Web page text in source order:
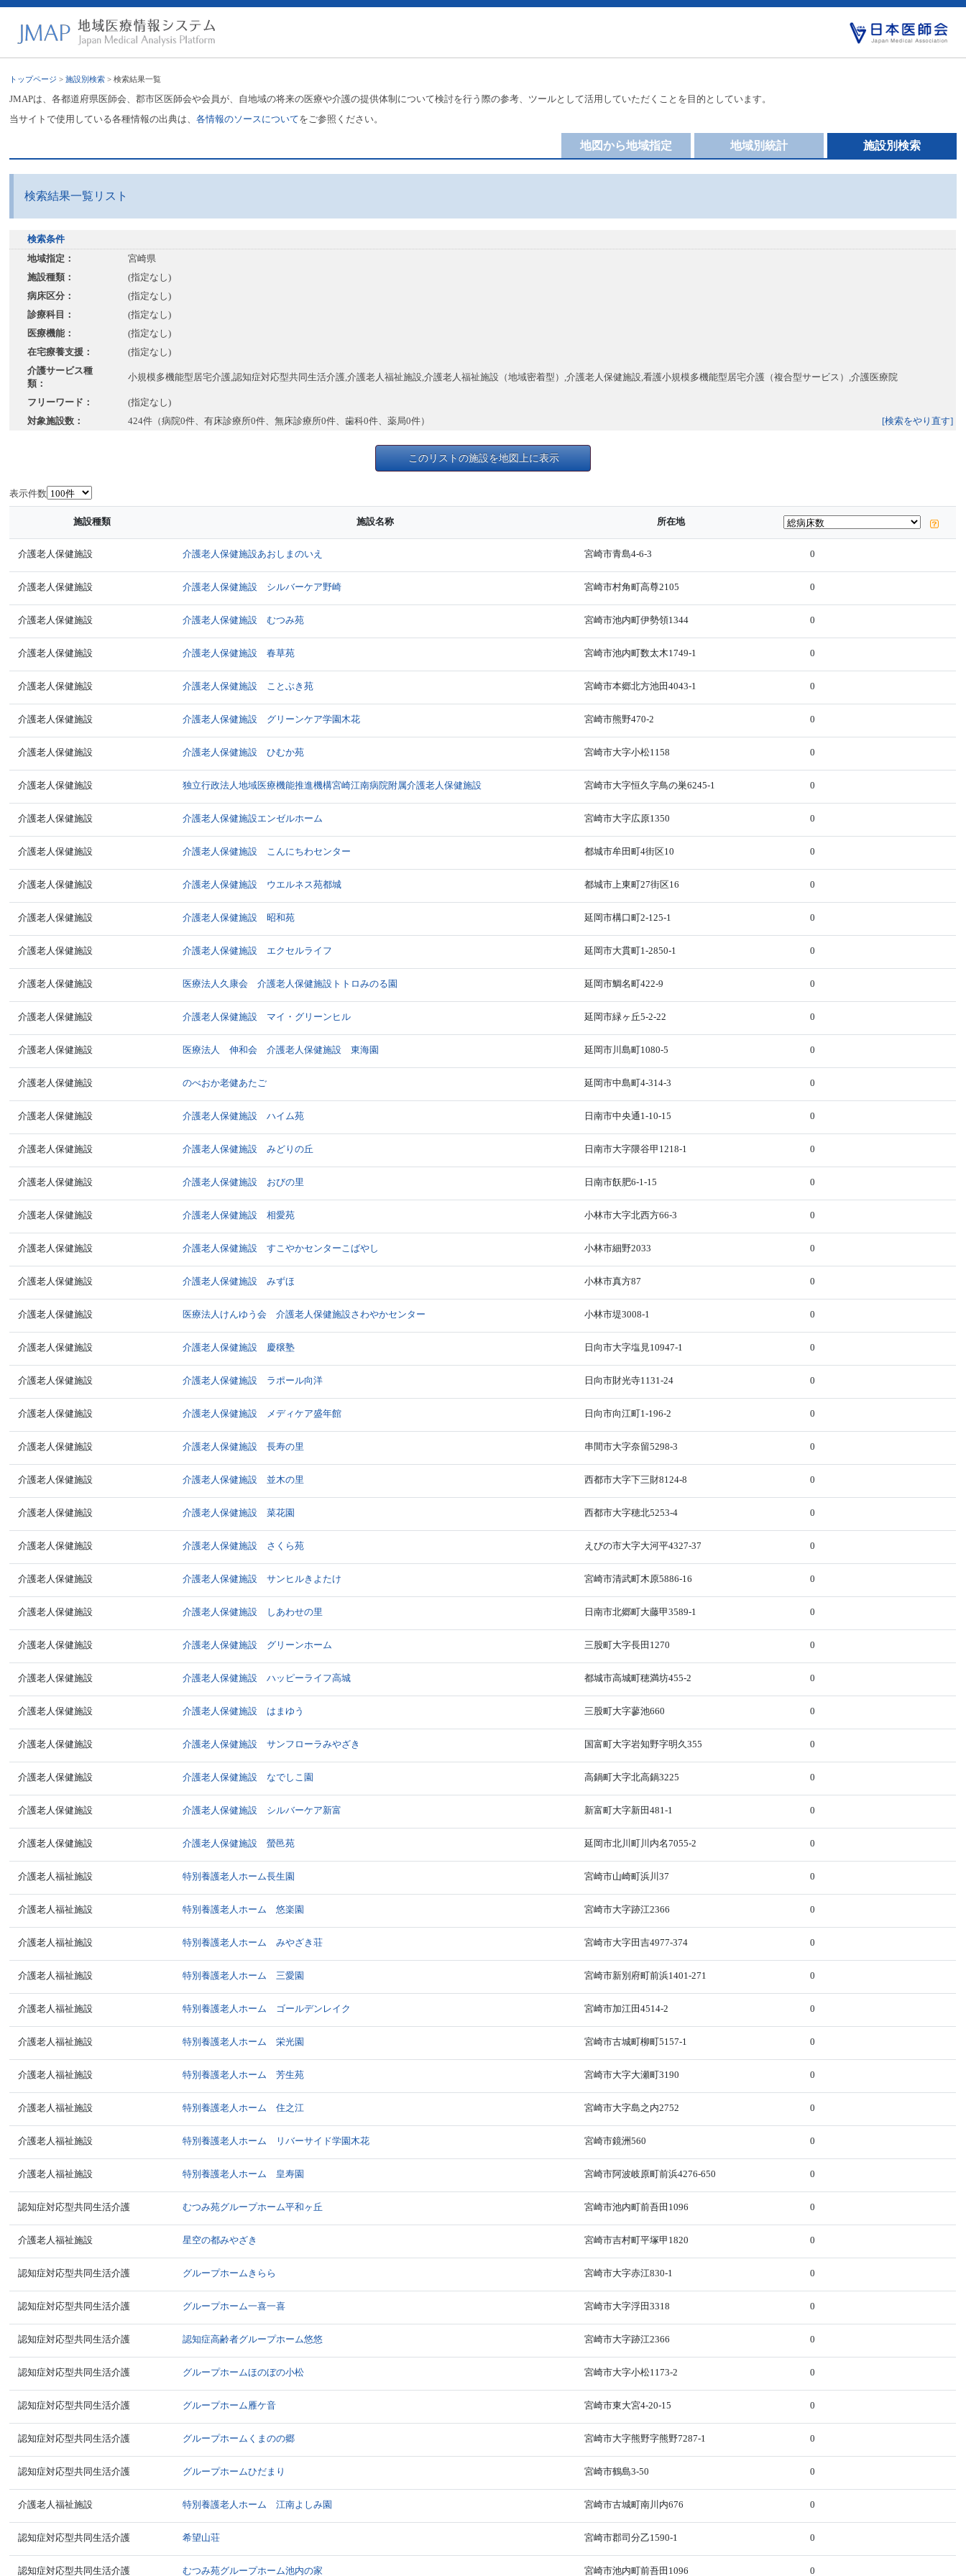
トップページ >施設別検索 > 検索結果一覧
JMAPは、各都道府県医師会、郡市区医師会や会員が、自地域の将来の医療や介護の提供体制について検討を行う際の参考、ツールとして活用していただくことを目的としています。
当サイトで使用している各種情報の出典は、各情報のソースについてをご参照ください。
施設別検索
地域別統計
地図から地域指定
検索結果一覧リスト
検索条件
地域指定：
宮崎県
施設種類：
(指定なし)
病床区分：
(指定なし)
診療科目：
(指定なし)
医療機能：
(指定なし)
在宅療養支援：
(指定なし)
介護サービス種
類：
小規模多機能型居宅介護,認知症対応型共同生活介護,介護老人福祉施設,介護老人福祉施設（地域密着型）,介護老人保健施設,看護小規模多機能型居宅介護（複合型サービス）,介護医療院
フリーワード：
(指定なし)
対象施設数：
424件（病院0件、有床診療所0件、無床診療所0件、歯科0件、薬局0件） [検索をやり直す]
このリストの施設を地図上に表示
表示件数
施設種類 施設名称 所在地
介護老人保健施設 介護老人保健施設あおしまのいえ 宮崎市青島4-6-3 0
介護老人保健施設 介護老人保健施設 シルバーケア野崎 宮崎市村角町高尊2105 0
介護老人保健施設 介護老人保健施設 むつみ苑 宮崎市池内町伊勢領1344 0
介護老人保健施設 介護老人保健施設 春草苑 宮崎市池内町数太木1749-1 0
介護老人保健施設 介護老人保健施設 ことぶき苑 宮崎市本郷北方池田4043-1 0
介護老人保健施設 介護老人保健施設 グリーンケア学園木花 宮崎市熊野470-2 0
介護老人保健施設 介護老人保健施設 ひむか苑 宮崎市大字小松1158 0
介護老人保健施設 独立行政法人地域医療機能推進機構宮崎江南病院附属介護老人保健施設 宮崎市大字恒久字鳥の巣6245-1 0
介護老人保健施設 介護老人保健施設エンゼルホーム 宮崎市大字広原1350 0
介護老人保健施設 介護老人保健施設 こんにちわセンター 都城市牟田町4街区10 0
介護老人保健施設 介護老人保健施設 ウエルネス苑都城 都城市上東町27街区16 0
介護老人保健施設 介護老人保健施設 昭和苑 延岡市構口町2-125-1 0
介護老人保健施設 介護老人保健施設 エクセルライフ 延岡市大貫町1-2850-1 0
介護老人保健施設 医療法人久康会 介護老人保健施設トトロみのる園 延岡市鯛名町422-9 0
介護老人保健施設 介護老人保健施設 マイ・グリーンヒル 延岡市緑ヶ丘5-2-22 0
介護老人保健施設 医療法人 伸和会 介護老人保健施設 東海園 延岡市川島町1080-5 0
介護老人保健施設 のべおか老健あたご 延岡市中島町4-314-3 0
介護老人保健施設 介護老人保健施設 ハイム苑 日南市中央通1-10-15 0
介護老人保健施設 介護老人保健施設 みどりの丘 日南市大字隈谷甲1218-1 0
介護老人保健施設 介護老人保健施設 おびの里 日南市飫肥6-1-15 0
介護老人保健施設 介護老人保健施設 相愛苑 小林市大字北西方66-3 0
介護老人保健施設 介護老人保健施設 すこやかセンターこばやし 小林市細野2033 0
介護老人保健施設 介護老人保健施設 みずほ 小林市真方87 0
介護老人保健施設 医療法人けんゆう会 介護老人保健施設さわやかセンター 小林市堤3008-1 0
介護老人保健施設 介護老人保健施設 慶穣塾 日向市大字塩見10947-1 0
介護老人保健施設 介護老人保健施設 ラポール向洋 日向市財光寺1131-24 0
介護老人保健施設 介護老人保健施設 メディケア盛年館 日向市向江町1-196-2 0
介護老人保健施設 介護老人保健施設 長寿の里 串間市大字奈留5298-3 0
介護老人保健施設 介護老人保健施設 並木の里 西都市大字下三財8124-8 0
介護老人保健施設 介護老人保健施設 菜花園 西都市大字穂北5253-4 0
介護老人保健施設 介護老人保健施設 さくら苑 えびの市大字大河平4327-37 0
介護老人保健施設 介護老人保健施設 サンヒルきよたけ 宮崎市清武町木原5886-16 0
介護老人保健施設 介護老人保健施設 しあわせの里 日南市北郷町大藤甲3589-1 0
介護老人保健施設 介護老人保健施設 グリーンホーム 三股町大字長田1270 0
介護老人保健施設 介護老人保健施設 ハッピーライフ高城 都城市高城町穂満坊455-2 0
介護老人保健施設 介護老人保健施設 はまゆう 三股町大字蓼池660 0
介護老人保健施設 介護老人保健施設 サンフローラみやざき 国富町大字岩知野字明久355 0
介護老人保健施設 介護老人保健施設 なでしこ園 高鍋町大字北高鍋3225 0
介護老人保健施設 介護老人保健施設 シルバーケア新富 新富町大字新田481-1 0
介護老人保健施設 介護老人保健施設 螢邑苑 延岡市北川町川内名7055-2 0
介護老人福祉施設 特別養護老人ホーム長生園 宮崎市山崎町浜川37 0
介護老人福祉施設 特別養護老人ホーム 悠楽園 宮崎市大字跡江2366 0
介護老人福祉施設 特別養護老人ホーム みやざき荘 宮崎市大字田吉4977-374 0
介護老人福祉施設 特別養護老人ホーム 三愛園 宮崎市新別府町前浜1401-271 0
介護老人福祉施設 特別養護老人ホーム ゴールデンレイク 宮崎市加江田4514-2 0
介護老人福祉施設 特別養護老人ホーム 栄光園 宮崎市古城町柳町5157-1 0
介護老人福祉施設 特別養護老人ホーム 芳生苑 宮崎市大字大瀬町3190 0
介護老人福祉施設 特別養護老人ホーム 住之江 宮崎市大字島之内2752 0
介護老人福祉施設 特別養護老人ホーム リバーサイド学園木花 宮崎市鏡洲560 0
介護老人福祉施設 特別養護老人ホーム 皇寿園 宮崎市阿波岐原町前浜4276-650 0
認知症対応型共同生活介護 むつみ苑グループホーム平和ヶ丘 宮崎市池内町前吾田1096 0
介護老人福祉施設 星空の都みやざき 宮崎市吉村町平塚甲1820 0
認知症対応型共同生活介護 グループホームきらら 宮崎市大字赤江830-1 0
認知症対応型共同生活介護 グループホーム一喜一喜 宮崎市大字浮田3318 0
認知症対応型共同生活介護 認知症高齢者グループホーム悠悠 宮崎市大字跡江2366 0
認知症対応型共同生活介護 グループホームほのぼの小松 宮崎市大字小松1173-2 0
認知症対応型共同生活介護 グループホーム雁ケ音 宮崎市東大宮4-20-15 0
認知症対応型共同生活介護 グループホームくまのの郷 宮崎市大字熊野字熊野7287-1 0
認知症対応型共同生活介護 グループホームひだまり 宮崎市鶴島3-50 0
介護老人福祉施設 特別養護老人ホーム 江南よしみ園 宮崎市古城町南川内676 0
認知症対応型共同生活介護 希望山荘 宮崎市郡司分乙1590-1 0
認知症対応型共同生活介護 むつみ苑グループホーム池内の家 宮崎市池内町前吾田1096 0